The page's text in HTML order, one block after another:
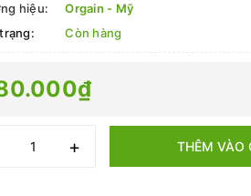
hiệu:
Orgain - Mỹ
Còn hàng
+ THÊM VÀO